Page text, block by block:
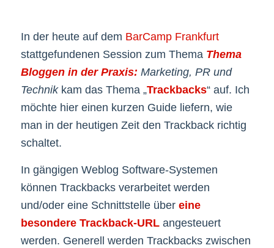
In der heute auf dem BarCamp Frankfurt
stattgefundenen Session zum Thema Thema
Bloggen in der Praxis: Marketing, PR und
Technikkam das Thema „Trackbacks“ auf. Ich
möchte hier einen kurzen Guide liefern, wie
man in der heutigen Zeit den Trackback richtig
schaltet.
In gängigen Weblog Software-Systemen
können Trackbacks verarbeitet werden
und/oder eine Schnittstelle über eine
besondere Trackback-URLangesteuert
werden. Generell werden Trackbacks zwischen